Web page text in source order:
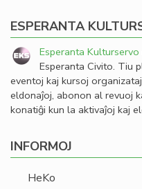
ESPERANTA
Esperanta Kulturservo
Esperanta Civito. Tiu
eventoj kaj kursoj
eldonaĵoj, abonon al revuoj
konatiĝi kun la aktivaĵoj kaj
INFORMOJ
HeKo